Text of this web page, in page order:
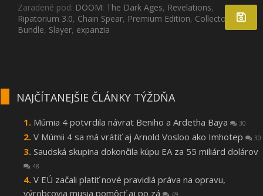
Zaradené pod: DOOM: The Dark Ages, Revelations,
Ripatorium 3.0, Chain Spear, Premium Edition, Collectors
Bundle, Slayer, expanzia
NAJČÍTANEJŠIE ČLÁNKY TÝŽDŇA
Múmia 4 potvrdila návrat Beniho a Ardetha Baya 30
V Múmii 4 sa má vrátiť aj Arnold Vosloo ako Imhotep 30
Saudská skupina dokončila kúpu EA za 55 miliárd dolárov
48
V EÚ začali platiť nové pravidlá práva na opravu,
výrobcovia musia pomôcť aj po zá